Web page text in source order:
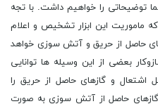
توضیحاتی را خواهیم داشت. با تجه
که ماموریت این ابزار تشخیص و اعلام
حاصل از حریق و آتش سوزی خواهد
بعضی از این وسیله ها توانایی
اشتعال و گازهای حاصل از حریق را
حاصل از آتش سوزی به صورت